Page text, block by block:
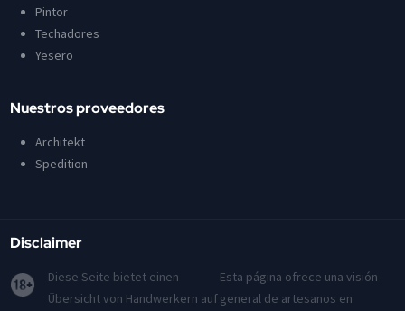
Pintor
Techadores
Yesero
Nuestros proveedores
Architekt
Spedition
Disclaimer
Diese Seite bietet einen
Übersicht von Handwerkern auf
Esta página ofrece una visión
general de artesanos en